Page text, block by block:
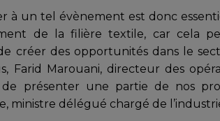
à un tel évènement est donc
de la filière textile, car cela
créer des opportunités dans le
Farid Marouani, directeur des
de présenter une partie de nos
ministre délégué chargé de